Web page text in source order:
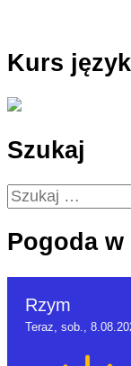
Kurs
Szukaj
Szukaj:
Pogoda w